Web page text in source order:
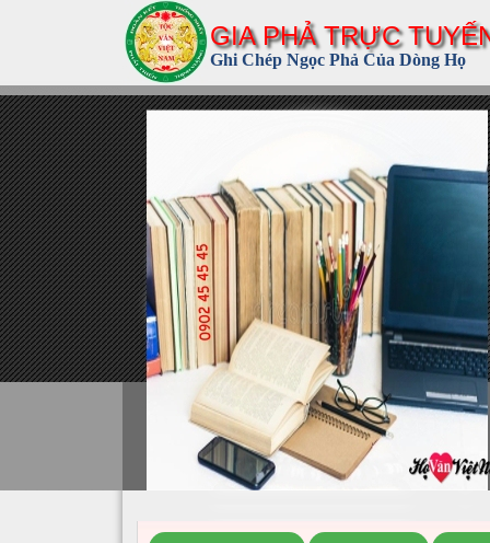
GIA PHẢ TRỰC
Ghi Chép Ngọc Phả Của Dòng Họ